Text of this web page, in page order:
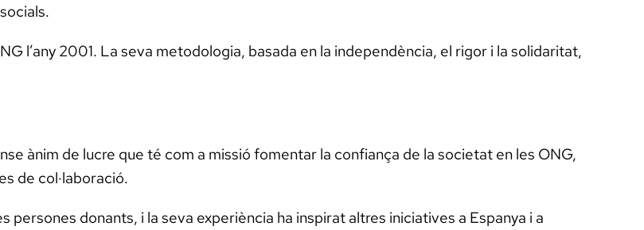
l’any 2001. La seva metodologia, basada en la independència, el rigor i la solidaritat,
ànim de lucre que té com a missió fomentar la confiança de la societat en les ONG,
de col·laboració.
persones donants, i la seva experiència ha inspirat altres iniciatives a Espanya i a